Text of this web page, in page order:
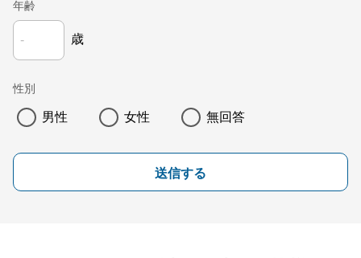
年齢
歳
性別
男性 女性 無回答
送信する